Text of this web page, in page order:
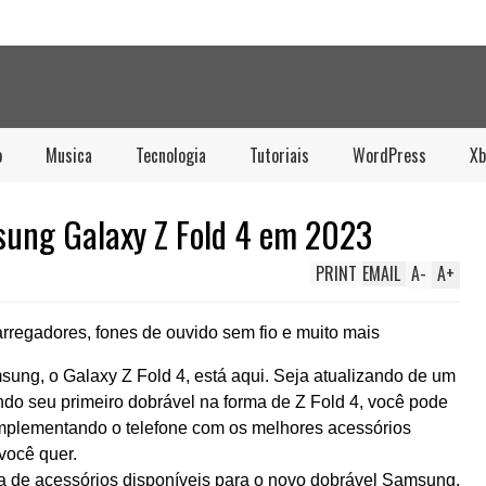
Musica Tecnologia Tutoriais WordPress
Galaxy Z Fold 4 em 2023
A+
A-
EMAIL
PRINT
fones de ouvido sem fio e muito mais
o Galaxy Z Fold 4, está aqui. Seja atualizando de um
seu primeiro dobrável na forma de Z Fold 4, você pode
o telefone com os melhores acessórios
quer.
de acessórios disponíveis para o novo dobrável Samsung.